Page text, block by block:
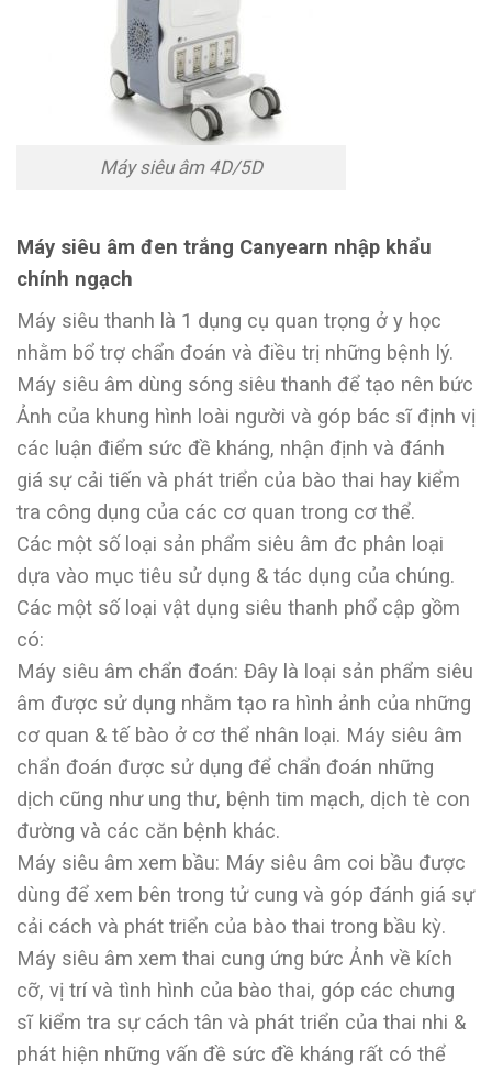
Máy siêu âm 4D/5D
Máy siêu âm đen trắng Canyearn nhập khẩu
chính ngạch
Máy siêu thanh là 1 dụng cụ quan trọng ở y học
nhằm bổ trợ chẩn đoán và điều trị những bệnh lý.
Máy siêu âm dùng sóng siêu thanh để tạo nên bức
Ảnh của khung hình loài người và góp bác sĩ định vị
các luận điểm sức đề kháng, nhận định và đánh
giá sự cải tiến và phát triển của bào thai hay kiểm
tra công dụng của các cơ quan trong cơ thể.
Các một số loại sản phẩm siêu âm đc phân loại
dựa vào mục tiêu sử dụng & tác dụng của chúng.
Các một số loại vật dụng siêu thanh phổ cập gồm
có:
Máy siêu âm chẩn đoán: Đây là loại sản phẩm siêu
âm được sử dụng nhằm tạo ra hình ảnh của những
cơ quan & tế bào ở cơ thể nhân loại. Máy siêu âm
chẩn đoán được sử dụng để chẩn đoán những
dịch cũng như ung thư, bệnh tim mạch, dịch tè con
đường và các căn bệnh khác.
Máy siêu âm xem bầu: Máy siêu âm coi bầu được
dùng để xem bên trong tử cung và góp đánh giá sự
cải cách và phát triển của bào thai trong bầu kỳ.
Máy siêu âm xem thai cung ứng bức Ảnh về kích
cỡ, vị trí và tình hình của bào thai, góp các chưng
sĩ kiểm tra sự cách tân và phát triển của thai nhi &
phát hiện những vấn đề sức đề kháng rất có thể